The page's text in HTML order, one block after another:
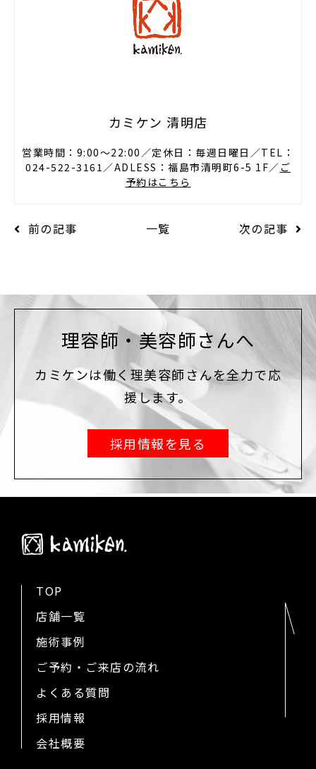
カミケン 清明店
営業時間：9:00〜22:00／定休日：毎週日曜日／TEL：
024-522-3161／ADLESS：福島市清明町6-5 1F／ ご
予約はこちら
前の記事 一覧 次の記事
理容師・美容師さんへ
カミケンは働く理美容師さんを全力で応
援します。
採用情報を見る
TOP
店舗一覧
施術事例
ご予約・ご来店の流れ
よくある質問
採用情報
会社概要